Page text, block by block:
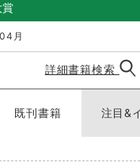
月
詳細書籍検索
既刊書籍 注目&